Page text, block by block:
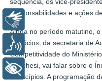
responsabilidades e ações
Ainda no período matutino,
Negócios, da secretaria de
Competitividade do
Marchesi, vai falar sobre o
Municípios. A programação
Voz
+ Acessibilidade